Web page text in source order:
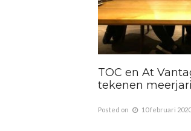
TOC en At
tekenen
Posted on 10 februari 2020